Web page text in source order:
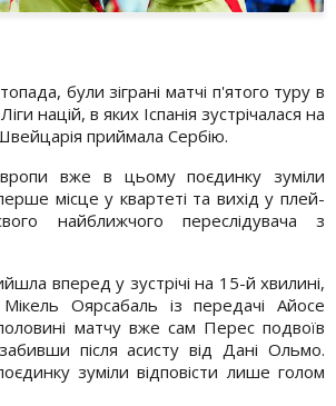
були зіграні матчі п'ятого туру в
націй, в яких Іспанія зустрічалася на
приймала Сербію.
вже в цьому поєдинку зуміли
місце у квартеті та вихід у плей-
найближчого переслідувача з
вперед у зустрічі на 15-й хвилині,
Оярсабаль із передачі Айосе
матчу вже сам Перес подвоїв
після асисту від Дані Ольмо.
зуміли відповісти лише голом